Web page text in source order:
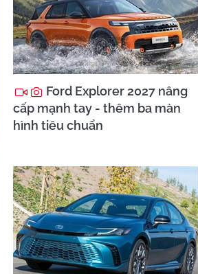
Ford Explorer 2027 nâng
cấp mạnh tay - thêm ba màn
hình tiêu chuẩn